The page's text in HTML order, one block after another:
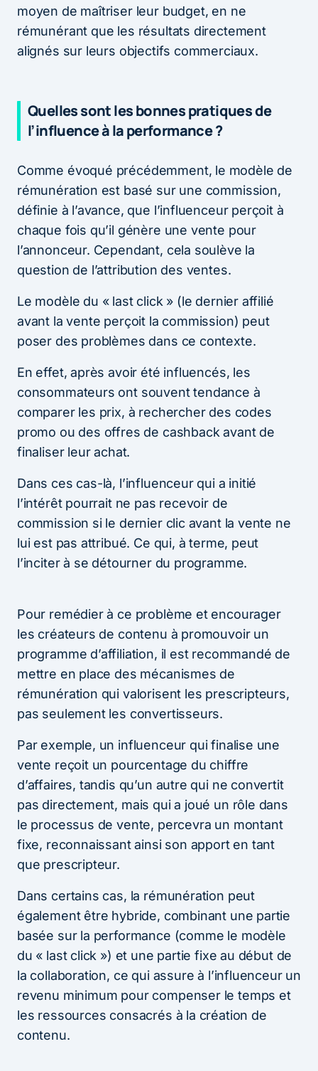
moyen de maîtriser leur budget, en ne
rémunérant que les résultats directement
alignés sur leurs objectifs commerciaux.
Quelles sont les bonnes pratiques de
l’influence à la performance ?
Comme évoqué précédemment, le modèle de
rémunération est basé sur une commission,
définie à l’avance, que l’influenceur perçoit à
chaque fois qu’il génère une vente pour
l’annonceur. Cependant, cela soulève la
question de l’attribution des ventes.
Le modèle du « last click » (le dernier affilié
avant la vente perçoit la commission) peut
poser des problèmes dans ce contexte.
En effet, après avoir été influencés, les
consommateurs ont souvent tendance à
comparer les prix, à rechercher des codes
promo ou des offres de cashback avant de
finaliser leur achat.
Dans ces cas-là, l’influenceur qui a initié
l’intérêt pourrait ne pas recevoir de
commission si le dernier clic avant la vente ne
lui est pas attribué. Ce qui, à terme, peut
l’inciter à se détourner du programme.
Pour remédier à ce problème et encourager
les créateurs de contenu à promouvoir un
programme d’affiliation, il est recommandé de
mettre en place des mécanismes de
rémunération qui valorisent les prescripteurs,
pas seulement les convertisseurs.
Par exemple, un influenceur qui finalise une
vente reçoit un pourcentage du chiffre
d’affaires, tandis qu’un autre qui ne convertit
pas directement, mais qui a joué un rôle dans
le processus de vente, percevra un montant
fixe, reconnaissant ainsi son apport en tant
que prescripteur.
Dans certains cas, la rémunération peut
également être hybride, combinant une partie
basée sur la performance (comme le modèle
du « last click ») et une partie fixe au début de
la collaboration, ce qui assure à l’influenceur un
revenu minimum pour compenser le temps et
les ressources consacrés à la création de
contenu.